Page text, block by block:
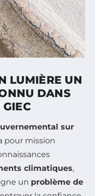
LUMIÈRE UN
DANS
GIEC
sur
pour mission
climatiques,
un problème de